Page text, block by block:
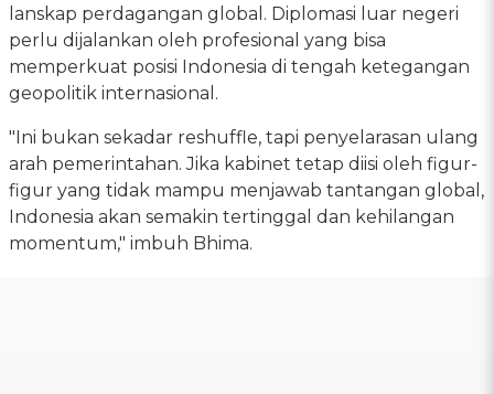
lanskap perdagangan global. Diplomasi luar negeri
perlu dijalankan oleh profesional yang bisa
memperkuat posisi Indonesia di tengah ketegangan
geopolitik internasional.
"Ini bukan sekadar reshuffle, tapi penyelarasan ulang
arah pemerintahan. Jika kabinet tetap diisi oleh figur-
figur yang tidak mampu menjawab tantangan global,
Indonesia akan semakin tertinggal dan kehilangan
momentum," imbuh Bhima.